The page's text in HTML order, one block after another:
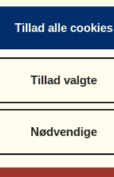
Tillad alle cookies
Tillad valgte
Nødvendige